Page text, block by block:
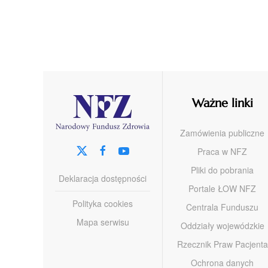
Deklaracja dostępności
Polityka cookies
Mapa serwisu
Ważne linki
Zamówienia publiczne
Praca w NFZ
Pliki do pobrania
Portale ŁOW NFZ
Centrala Funduszu
Oddziały wojewódzkie
Rzecznik Praw Pacjenta
Ochrona danych